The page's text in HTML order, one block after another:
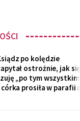
po kolędzie
ostrożnie, jak się
„po tym wszystkim"
prosiła w parafii o